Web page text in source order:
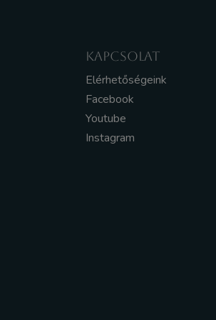
KAPCSOLAT
Elérhetőségeink
Facebook
Youtube
Instagram